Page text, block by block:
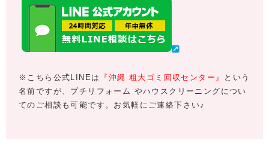
※こちら公式LINEは 『沖縄 粗大ゴミ回収センター』
という
名前ですが、プチリフォーム やハウスクリーニングについ
てのご相談も可能です。お気軽にご連絡下さい♪